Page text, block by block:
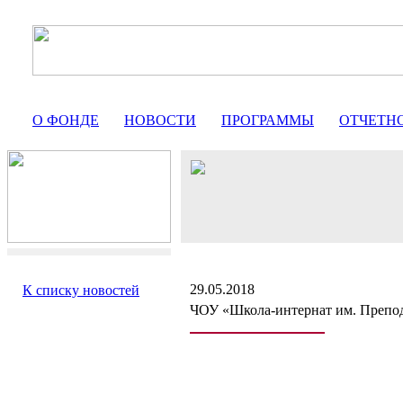
О ФОНДЕ НОВОСТИ ПРОГРАММЫ
К списку новостей
29.05.2018
ЧОУ «Школа-интернат им.